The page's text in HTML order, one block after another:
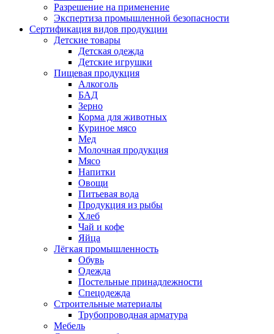
Разрешение на применение
Экспертиза промышленной безопасности
Сертификация видов продукции
Детские товары
Детская одежда
Детские игрушки
Пищевая продукция
Алкоголь
БАД
Зерно
Корма для животных
Куриное мясо
Мед
Молочная продукция
Мясо
Напитки
Овощи
Питьевая вода
Продукция из рыбы
Хлеб
Чай и кофе
Яйца
Лёгкая промышленность
Обувь
Одежда
Постельные принадлежности
Спецодежда
Строительные материалы
Трубопроводная арматура
Мебель